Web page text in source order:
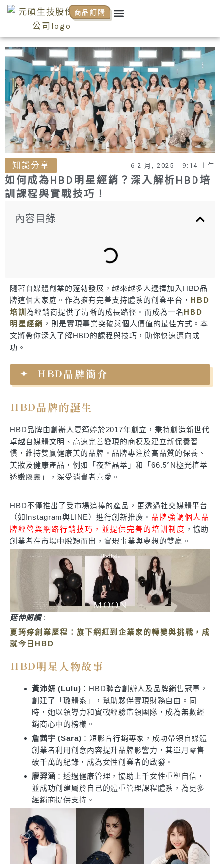
跳
要
Menu
商品訂購
知識分享 6 2 月, 2025 9:14 上午
如何成為HBD明星經銷？深入解析HBD培
訓課程與實戰技巧！
內容目錄
隨著自媒體創業的蓬勃發展，越來越多人選擇加入HBD品
牌這個大家庭。作為擁有完善支持體系的創業平台， HBD
培訓 為經銷商提供了清晰的成長路徑。而成為一名HBD
明星經銷 ，則是實現事業突破與個人價值的最佳方式。本
文將帶你深入了解HBD的課程與技巧，助你快速邁向成
功。
HBD品牌簡介
HBD品牌的誕生
HBD品牌由創辦人夏筠婷於2017年創立，秉持創造新世代
卓越自媒體文明、高速完善變現的商模及建立新保養習
慣，維持雙贏健康美的品牌。品牌專注於高品質的保養、
美妝及健康產品，例如「夜皙晶萃」和「66.5°N極光植萃
透嫩膠囊」，深受消費者喜愛。
HBD不僅推出了受市場追捧的產品，更透過社交媒體平台
（如Instagram與LINE）進行創新推廣。 品牌強調個人品
牌經營與網路行銷技巧，並提供完善的培訓制度 ，協助
創業者在市場中脫穎而出，實現事業與夢想的雙贏。
延伸閱讀:
夏筠婷創業歷程：旗下網紅到企業家的轉變與挑戰，成
就今日HBD
HBD明星人物故事
黃沛妍 (Lulu) ：HBD聯合創辦人及品牌銷售冠軍，
創建了「璐體系」，幫助夥伴實現財務自由。同
時，她以領導力和實戰經驗帶領團隊，成為無數經
銷商心中的榜樣。
詹茜宇 (Sara) ：短影音行銷專家，成功帶領自媒體
創業者利用創意內容提升品牌影響力，其單月零售
破千萬的紀錄，成為女性創業者的啟發。
廖羿涵 ：透過健康管理，協助上千女性重塑自信，
並成功創建屬於自己的體重管理課程體系，為更多
經銷商提供支持。